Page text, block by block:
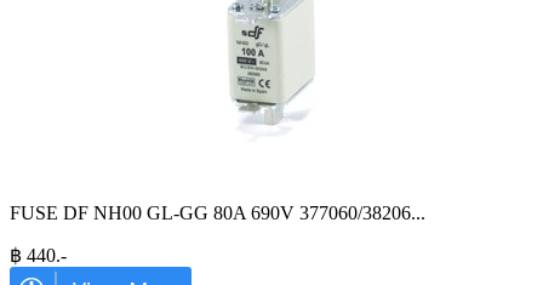
FUSE DF NH00 GL-GG 80A 690V 377060/38206...
฿ 440.-